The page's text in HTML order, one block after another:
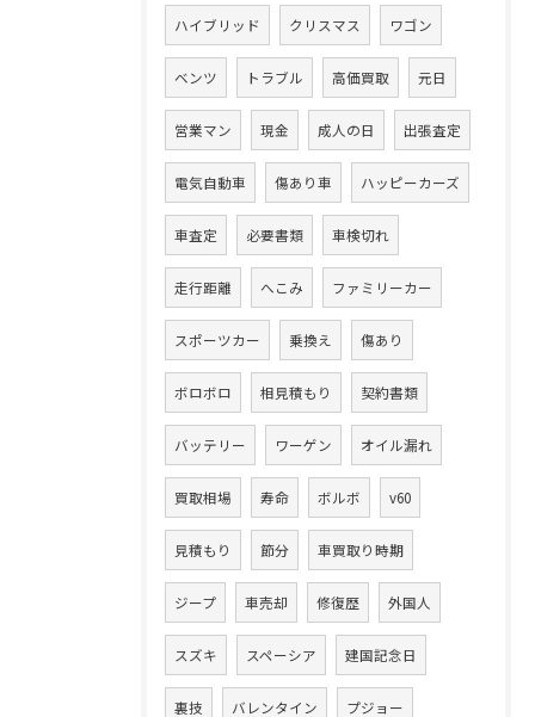
ハイブリッド クリスマス ワゴン
ベンツ トラブル 高価買取 元日
営業マン 現金 成人の日 出張査定
電気自動車 傷あり車 ハッピーカーズ
車査定 必要書類 車検切れ
走行距離 へこみ ファミリーカー
スポーツカー 乗換え 傷あり
ボロボロ 相見積もり 契約書類
バッテリー ワーゲン オイル漏れ
買取相場 寿命 ボルボ v60
見積もり 節分 車買取り時期
ジープ 車売却 修復歴 外国人
スズキ スペーシア 建国記念日
裏技 バレンタイン プジョー